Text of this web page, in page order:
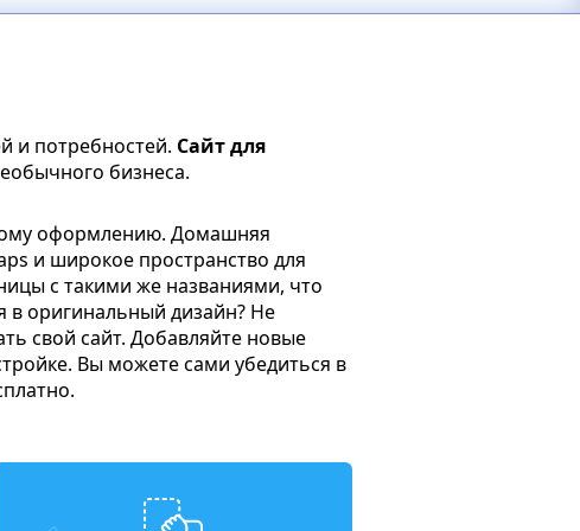
и потребностей. Сайт для
бизнеса.
оформлению. Домашняя
и широкое пространство для
с такими же названиями, что
в оригинальный дизайн? Не
свой сайт. Добавляйте новые
Вы можете сами убедиться в